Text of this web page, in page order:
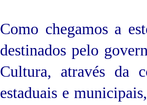
Como chegamos a
destinados pelo
Cultura, através da
estaduais e